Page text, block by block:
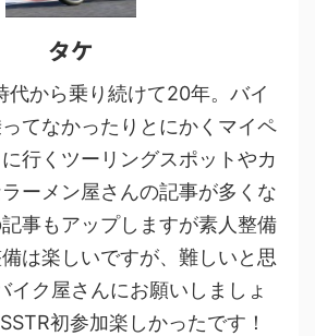
タケ
代から乗り続けて20年。バイ
てなかったりとにかくマイペ
行くツーリングスポットやカ
ーメン屋さんの記事が多くな
事もアップしますが素人整備
は楽しいですが、難しいと思
イク屋さんにお願いしましょ
初参加楽しかったです！